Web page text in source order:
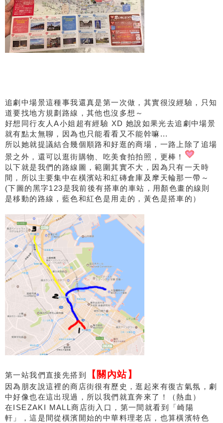
追劇中場景這種事我還真是第一次做，其實很沒經驗，只知
道要找地方規劃路線，其他也沒多想～
好想同行友人A小姐超有經驗 XD 她說如果光去追劇中場景
就有點太無聊，因為也只能看看又不能幹嘛...
所以她就提議結合幾個順路和好逛的商場，一路上除了追場
景之外，還可以逛街購物、吃美食拍拍照，更棒！
以下就是我們的路線圖，範圍其實不大，因為只有一天時
間，所以主要集中在橫濱站和紅磚倉庫及摩天輪那一帶～
(下圖的黑字123是我前後有搭車的車站，用顏色畫的線則
是移動的路線，藍色和紅色是用走的，黃色是搭車的）
第一站我們直接先搭到 【關內站】
因為朋友說這裡的商店街很有歷史，逛起來有復古氣氛，劇
中好像也在這出現過，所以我們就直奔來了！（熱血）
在ISEZAKI MALL商店街入口，第一間就看到「崎陽
軒」，這是間從橫濱開始的中華料理老店，也算橫濱特色